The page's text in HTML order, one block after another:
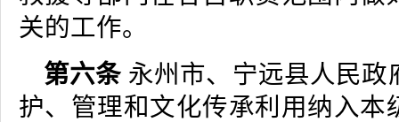
关的工作。
第六条 永州市、宁远县人民政
护、管理和文化传承利用纳入本